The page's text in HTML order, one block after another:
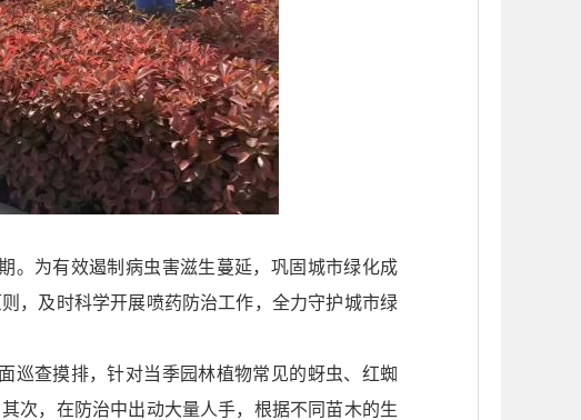
。为有效遏制病虫害滋生蔓延，巩固城市绿化成
，及时科学开展喷药防治工作，全力守护城市绿
巡查摸排，针对当季园林植物常见的蚜虫、红蜘
次，在防治中出动大量人手，根据不同苗木的生